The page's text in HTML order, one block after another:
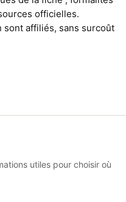
officielles.
affiliés, sans surcoût
utiles pour choisir où